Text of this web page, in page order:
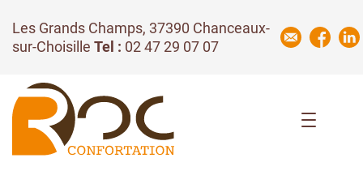
Les Grands Champs, 37390 Chanceaux-
sur-Choisille Tel : 02 47 29 07 07
Interview